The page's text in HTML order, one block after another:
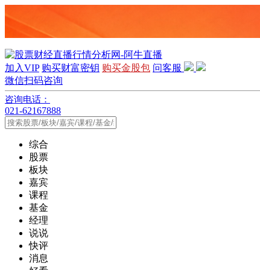
加入VIP 购买财富密钥 购买金股包 问客服
微信扫码咨询
咨询电话：
021-62167888
综合
股票
板块
嘉宾
课程
基金
经理
说说
快评
消息